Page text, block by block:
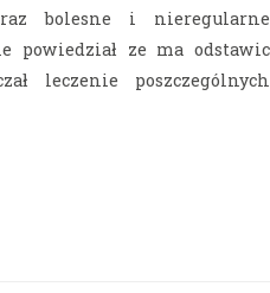
bolesne i nieregularne
powiedział ze ma odstawic
leczenie poszczególnych